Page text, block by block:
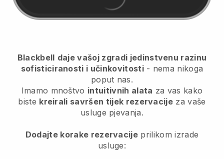
Blackbell daje vašoj zgradi jedinstvenu razinu
sofisticiranosti i učinkovitosti- nema nikoga
poput nas.
Imamo mnoštvo intuitivnih alata za vas kako
biste kreirali savršen tijek rezervacije za vaše
usluge pjevanja.
Dodajte korake rezervacije prilikom izrade
usluge: